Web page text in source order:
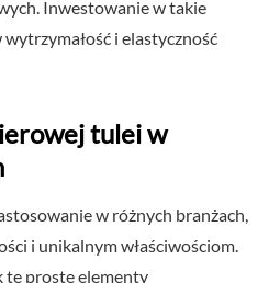
Inwestowanie w takie
i elastyczność
tulei w
w różnych branżach,
i unikalnym właściwościom.
te proste elementy